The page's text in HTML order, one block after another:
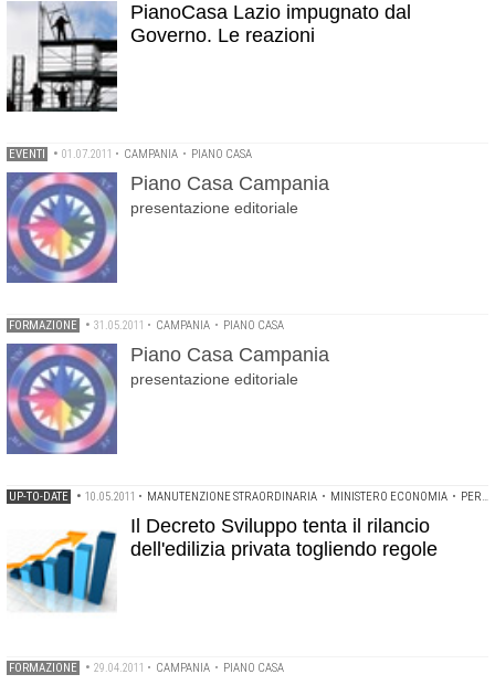
PianoCasa Lazio impugnato dal
Governo. Le reazioni
EVENTI • 01.07.2011 • CAMPANIA • PIANO CASA
Piano Casa Campania
presentazione editoriale
FORMAZIONE • 31.05.2011 • CAMPANIA • PIANO CASA
Piano Casa Campania
presentazione editoriale
UP-TO-DATE • 10.05.2011 • MANUTENZIONE STRAORDINARIA • MINISTERO ECONOMIA • PERMESSO DI COSTRUIRE
Il Decreto Sviluppo tenta il rilancio
dell'edilizia privata togliendo regole
FORMAZIONE • 29.04.2011 • CAMPANIA • PIANO CASA